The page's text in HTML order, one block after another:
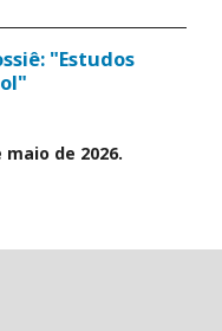
"Estudos
maio de 2026.